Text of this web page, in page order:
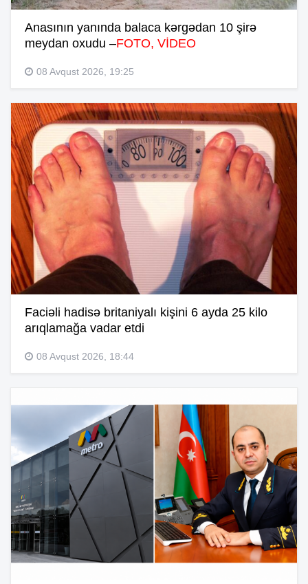
Anasının yanında balaca kərgədan 10 şirə
meydan oxudu –FOTO, VİDEO
08 Avqust 2026, 19:25
Faciəli hadisə britaniyalı kişini 6 ayda 25 kilo
arıqlamağa vadar etdi
08 Avqust 2026, 18:44